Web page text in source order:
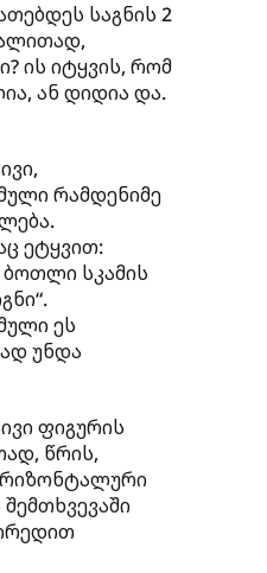
საგნის 2
ის იტყვის, რომ
ან დიდია და.
რამდენიმე
ეტყვით:
სკამის
ეს
უნდა
ფიგურის
წრის,